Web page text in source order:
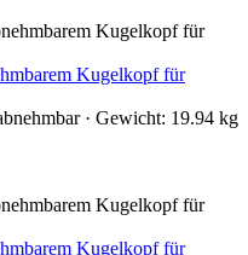
Kugelkopf für
· Gewicht: 19.94 kg
Kugelkopf für